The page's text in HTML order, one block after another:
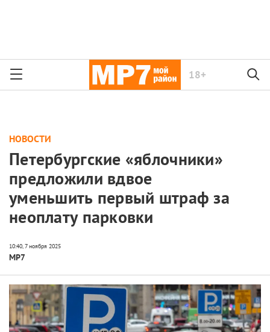
18+
НОВОСТИ
Петербургские «яблочники»
предложили вдвое
уменьшить первый штраф за
неоплату парковки
МР7